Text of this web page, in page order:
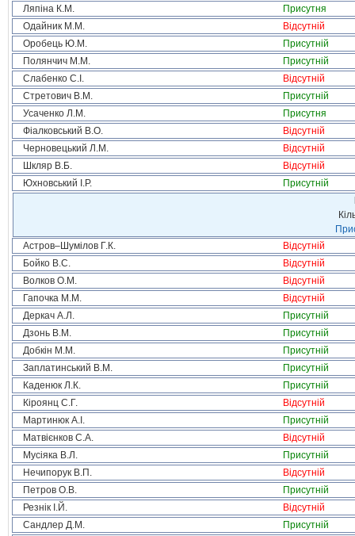
Ляпіна К.М.
Присутня
Одайник М.М.
Відсутній
Оробець Ю.М.
Присутній
Полянчич М.М.
Присутній
Слабенко С.І.
Відсутній
Стретович В.М.
Присутній
Усаченко Л.М.
Присутня
Фіалковський В.О.
Відсутній
Черновецький Л.М.
Відсутній
Шкляр В.Б.
Відсутній
Юхновський І.Р.
Присутній
Астров–Шумілов Г.К.
Відсутній
Бойко В.С.
Відсутній
Волков О.М.
Відсутній
Гапочка М.М.
Відсутній
Деркач А.Л.
Присутній
Дзонь В.М.
Присутній
Добкін М.М.
Присутній
Заплатинський В.М.
Присутній
Каденюк Л.К.
Присутній
Кіроянц С.Г.
Відсутній
Мартинюк А.І.
Присутній
Матвієнков С.А.
Відсутній
Мусіяка В.Л.
Присутній
Нечипорук В.П.
Відсутній
Петров О.В.
Присутній
Резнік І.Й.
Відсутній
Сандлер Д.М.
Присутній